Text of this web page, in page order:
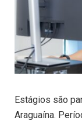
Estágios são
Araguaína.